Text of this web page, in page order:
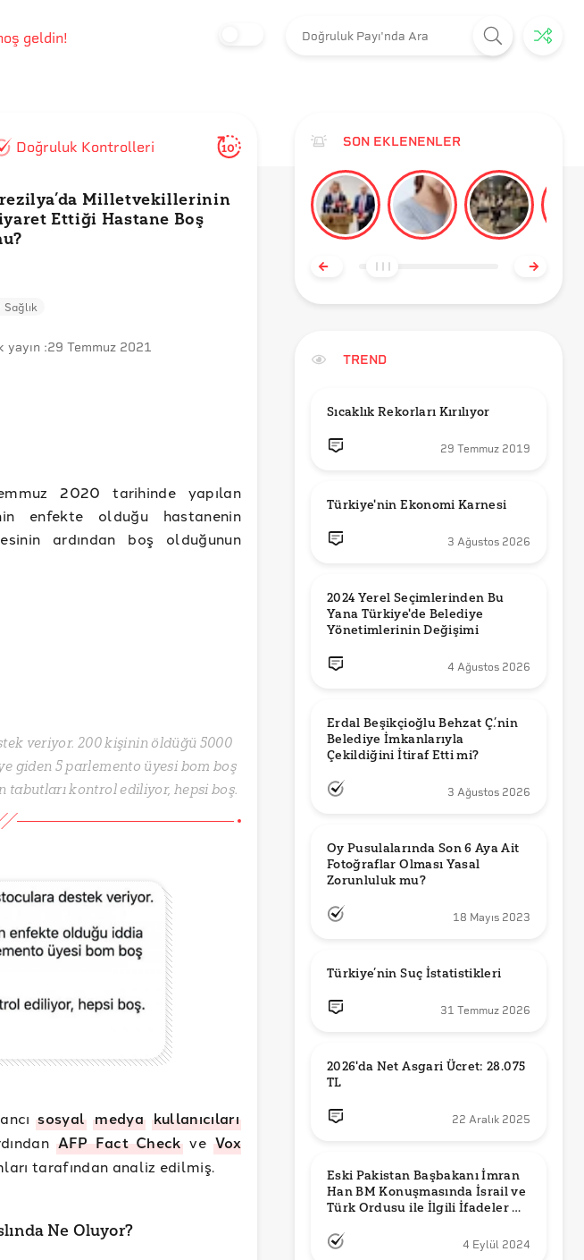
geldin!
Doğruluk Kontrolleri 10'
Milletvekillerinin
Ettiği Hastane Boş
Sağlık
yayın :29 Temmuz 2021
2020 tarihinde yapılan
enfekte olduğu hastanenin
ardından boş olduğunun
veriyor. 200 kişinin öldüğü 5000
giden 5 parlemento üyesi bom boş
tabutları kontrol ediliyor, hepsi boş.
sosyal medya kullanıcıları
AFP Fact CheckveVox
tarafından analiz edilmiş.
Ne Oluyor?
SON EKLENENLER
TREND
Sıcaklık Rekorları Kırılıyor
29 Temmuz 2019
Türkiye'nin Ekonomi Karnesi
3 Ağustos 2026
2024 Yerel Seçimlerinden Bu
Yana Türkiye'de Belediye
Yönetimlerinin Değişimi
4 Ağustos 2026
Erdal Beşikçioğlu Behzat Ç.’nin
Belediye İmkanlarıyla
3 Ağustos 2026
Oy Pusulalarında Son 6 Aya Ait
Fotoğraflar Olması Yasal
Zorunluluk mu?
18 Mayıs 2023
Türkiye’nin Suç İstatistikleri
31 Temmuz 2026
2026'da Net Asgari Ücret: 28.075
TL
22 Aralık 2025
Eski Pakistan Başbakanı İmran
Han BM Konuşmasında İsrail ve
Türk Ordusu ile İlgili İfadeler mi
4 Eylül 2024